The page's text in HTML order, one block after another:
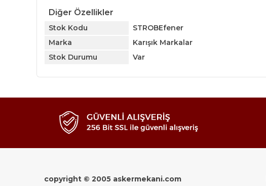
Diğer Özellikler
Stok Kodu
STROBEfener
Marka
Karışık Markalar
Stok Durumu
Var
copyright © 2005 askermekani.com